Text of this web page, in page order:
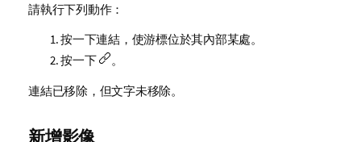
請執行下列動作：
按一下連結，使游標位於其內部某處。
按一下
。
連結已移除，但文字未移除。
新增影像